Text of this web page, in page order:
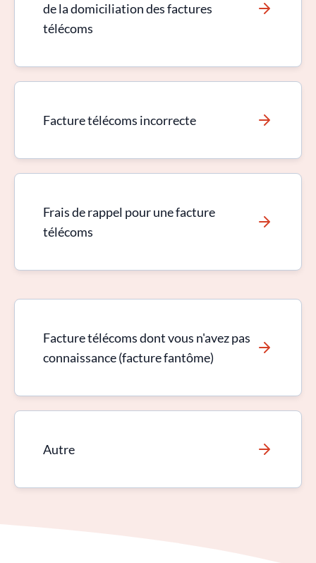
de la domiciliation des factures
télécoms
Facture télécoms incorrecte
Frais de rappel pour une facture
télécoms
Facture télécoms dont vous n'avez pas
connaissance (facture fantôme)
Autre